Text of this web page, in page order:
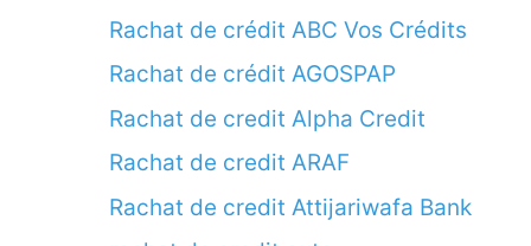
Rachat de crédit ABC Vos Crédits
Rachat de crédit AGOSPAP
Rachat de credit Alpha Credit
Rachat de credit ARAF
Rachat de credit Attijariwafa Bank